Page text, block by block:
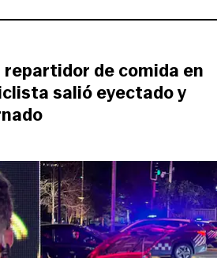
repartidor de comida en
salió eyectado y